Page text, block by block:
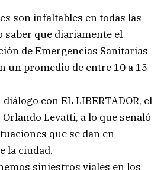
son infaltables en todas las
saber que diariamente el
de Emergencias Sanitarias
un promedio de entre 10 a 15
con EL LIBERTADOR, el
Levatti, a lo que señaló
que se dan en
la ciudad.
siniestros viales en los